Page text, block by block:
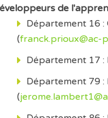
de
Département 16 :
(franck.prioux@ac-
Département 17 :
Département 79 :
(